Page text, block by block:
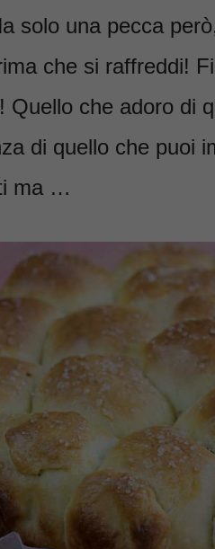
solo una pecca
che si raffreddi!
Quello che adoro di
di quello che puoi
ma …